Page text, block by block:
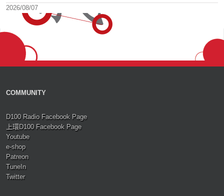
2026/08/07
COMMUNITY
D100 Radio Facebook Page
上環D100 Facebook Page
Youtube
e-shop
Patreon
TuneIn
Twitter